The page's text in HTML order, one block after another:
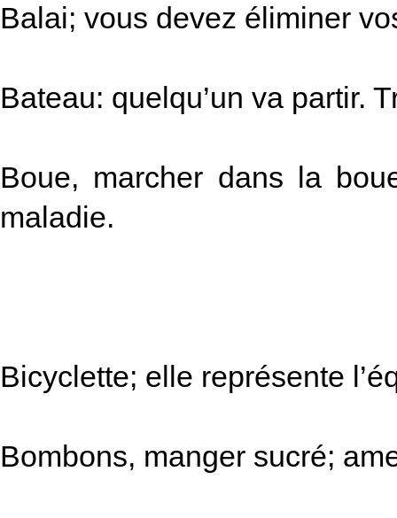
Balai; vous devez éliminer
Bateau: quelqu’un va partir.
Boue, marcher dans la
maladie.
Bicyclette; elle représente
Bombons, manger sucré;